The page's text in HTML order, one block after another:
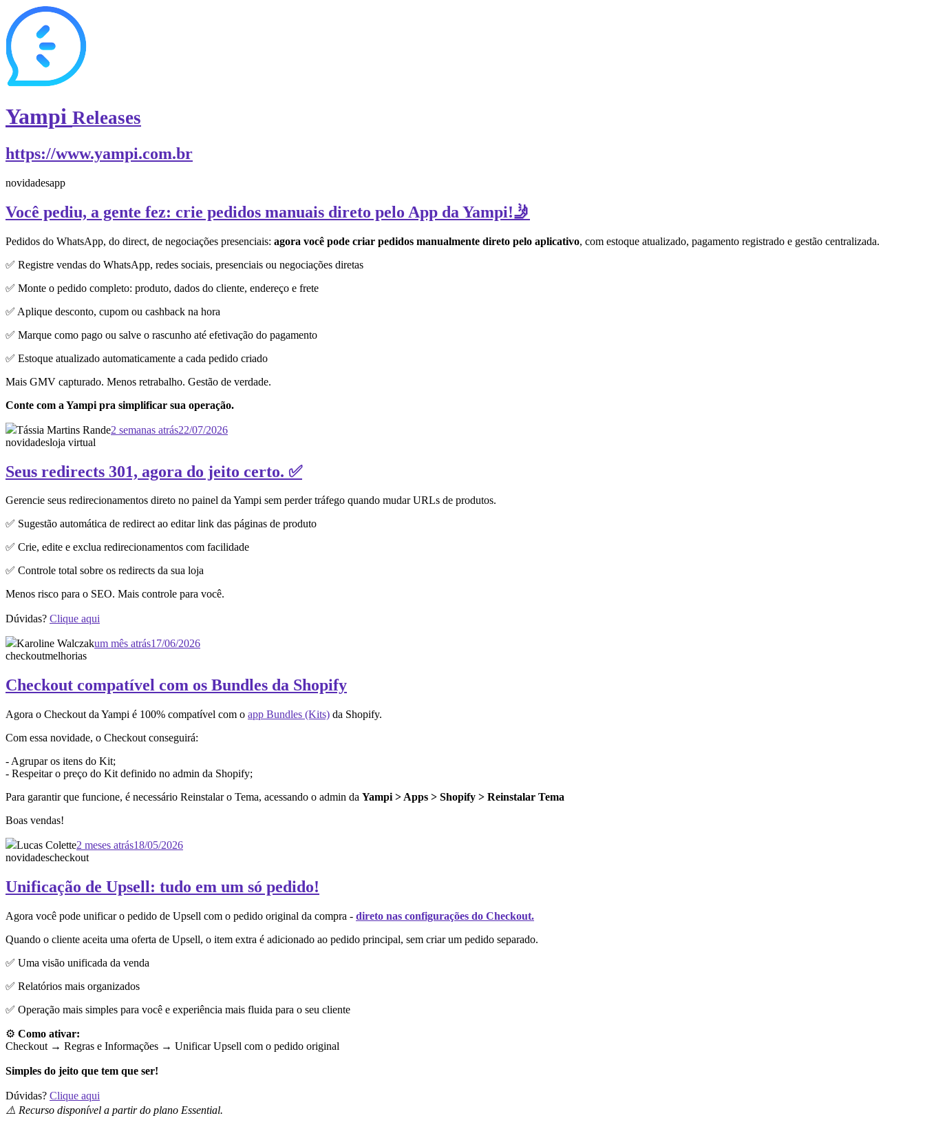
Yampi Releases
https://www.yampi.com.br
novidadesapp
Você pediu, a gente fez: crie pedidos manuais direto pelo App da Yampi!🤳
Pedidos do WhatsApp, do direct, de negociações presenciais: agora você pode criar pedidos manualmente direto pelo aplicativo, com estoque atualizado, pagamento registrado e gestão centralizada.
✅ Registre vendas do WhatsApp, redes sociais, presenciais ou negociações diretas
✅ Monte o pedido completo: produto, dados do cliente, endereço e frete
✅ Aplique desconto, cupom ou cashback na hora
✅ Marque como pago ou salve o rascunho até efetivação do pagamento
✅ Estoque atualizado automaticamente a cada pedido criado
Mais GMV capturado. Menos retrabalho. Gestão de verdade.
Conte com a Yampi pra simplificar sua operação.
Tássia Martins Rande2 semanas atrás22/07/2026
novidadesloja virtual
Seus redirects 301, agora do jeito certo. ✅
Gerencie seus redirecionamentos direto no painel da Yampi sem perder tráfego quando mudar URLs de produtos.
✅ Sugestão automática de redirect ao editar link das páginas de produto
✅ Crie, edite e exclua redirecionamentos com facilidade
✅ Controle total sobre os redirects da sua loja
Menos risco para o SEO. Mais controle para você.
Dúvidas? Clique aqui
Karoline Walczakum mês atrás17/06/2026
checkoutmelhorias
Checkout compatível com os Bundles da Shopify
Agora o Checkout da Yampi é 100% compatível com o app Bundles (Kits) da Shopify.
Com essa novidade, o Checkout conseguirá:
- Agrupar os itens do Kit;
- Respeitar o preço do Kit definido no admin da Shopify;
Para garantir que funcione, é necessário Reinstalar o Tema, acessando o admin da Yampi > Apps > Shopify > Reinstalar Tema
Boas vendas!
Lucas Colette2 meses atrás18/05/2026
novidadescheckout
Unificação de Upsell: tudo em um só pedido!
Agora você pode unificar o pedido de Upsell com o pedido original da compra - direto nas configurações do Checkout.
Quando o cliente aceita uma oferta de Upsell, o item extra é adicionado ao pedido principal, sem criar um pedido separado.
✅ Uma visão unificada da venda
✅ Relatórios mais organizados
✅ Operação mais simples para você e experiência mais fluida para o seu cliente
⚙️ Como ativar:
Checkout → Regras e Informações → Unificar Upsell com o pedido original
Simples do jeito que tem que ser!
Dúvidas? Clique aqui
⚠️ Recurso disponível a partir do plano Essential.